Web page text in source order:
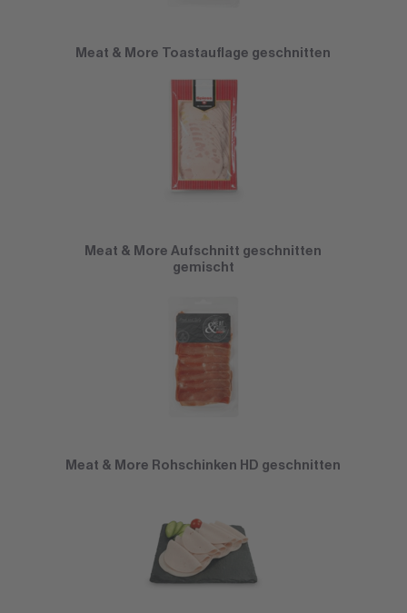
Meat & More Toastauflage geschnitten
Meat & More Aufschnitt geschnitten
gemischt
Meat & More Rohschinken HD geschnitten